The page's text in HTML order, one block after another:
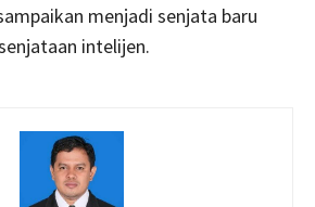
menjadi senjata baru
intelijen.